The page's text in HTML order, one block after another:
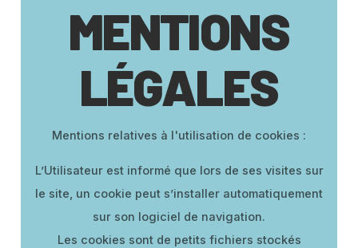
MENTIONS
LÉGALES
Mentions relatives à l'utilisation de cookies :
L’Utilisateur est informé que lors de ses visites sur
le site, un cookie peut s’installer automatiquement
sur son logiciel de navigation.
Les cookies sont de petits fichiers stockés